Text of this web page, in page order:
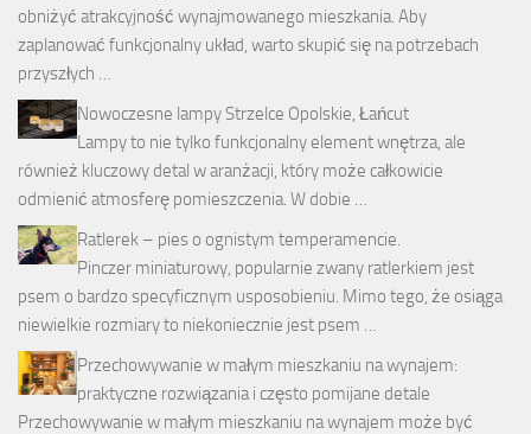
obniżyć atrakcyjność wynajmowanego mieszkania. Aby
zaplanować funkcjonalny układ, warto skupić się na potrzebach
przyszłych …
Nowoczesne lampy Strzelce Opolskie, Łańcut
Lampy to nie tylko funkcjonalny element wnętrza, ale
również kluczowy detal w aranżacji, który może całkowicie
odmienić atmosferę pomieszczenia. W dobie …
Ratlerek – pies o ognistym temperamencie.
Pinczer miniaturowy, popularnie zwany ratlerkiem jest
psem o bardzo specyficznym usposobieniu. Mimo tego, że osiąga
niewielkie rozmiary to niekoniecznie jest psem …
Przechowywanie w małym mieszkaniu na wynajem:
praktyczne rozwiązania i często pomijane detale
Przechowywanie w małym mieszkaniu na wynajem może być